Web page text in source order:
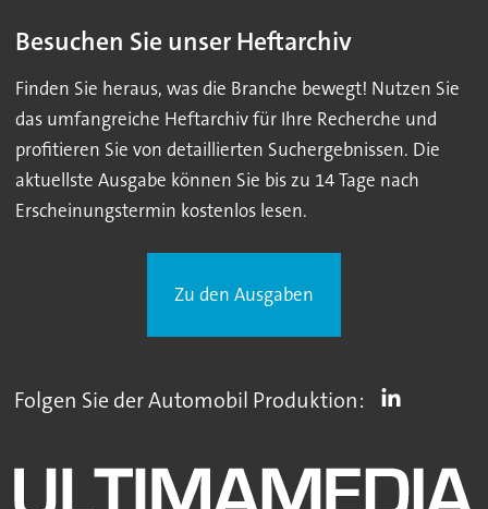
Besuchen Sie unser Heftarchiv
Finden Sie heraus, was die Branche bewegt! Nutzen Sie
das umfangreiche Heftarchiv für Ihre Recherche und
profitieren Sie von detaillierten Suchergebnissen. Die
aktuellste Ausgabe können Sie bis zu 14 Tage nach
Erscheinungstermin kostenlos lesen.
Zu den Ausgaben
Folgen Sie der Automobil Produktion: